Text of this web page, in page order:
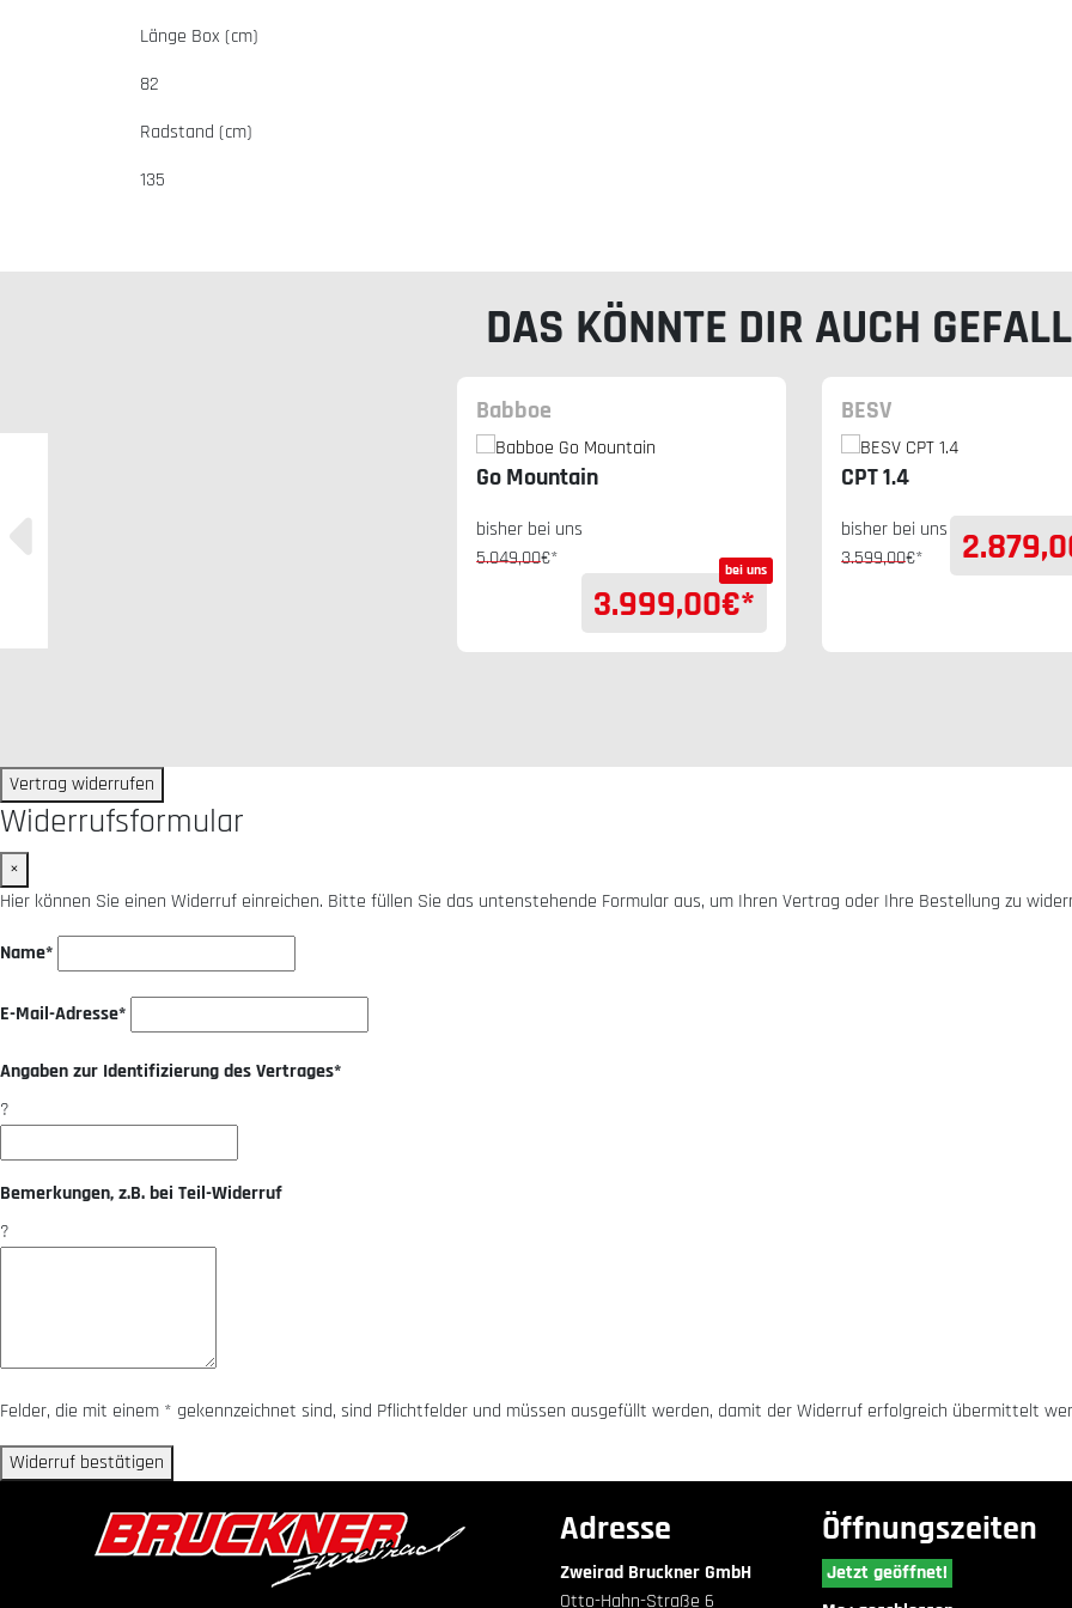
Länge Box (cm)
82
Radstand (cm)
135
DAS KÖNNTE DIR AUCH
Babboe
Go Mountain
bisher bei uns
5.049,00€* bei uns
3.999,00€*
BESV
CPT 1.4
bisher bei uns
3.599,00€*
Vertrag widerrufen
Widerrufsformular
×
Hier können Sie einen Widerruf einreichen. Bitte füllen Sie das untenstehende Formular aus, um Ihren Vertrag oder Ihre Bestellung zu
Name*
E-Mail-Adresse*
Angaben zur Identifizierung des Vertrages*
?
Bemerkungen, z.B. bei Teil-Widerruf
?
Felder, die mit einem * gekennzeichnet sind, sind Pflichtfelder und müssen ausgefüllt werden, damit der Widerruf erfolgreich übermittelt
Widerruf bestätigen
Adresse
Zweirad Bruckner GmbH
Otto-Hahn-Straße 6
Öffnungszeiten
Jetzt geöffnet!